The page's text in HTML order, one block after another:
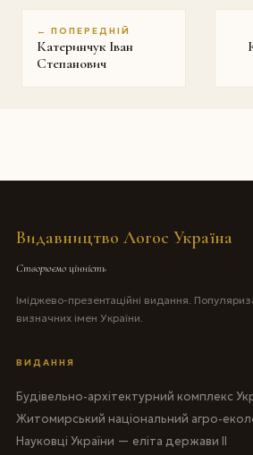
← ПОПЕРЕДНІЙ
Катеринчук Iван
Степанович
Видавництво Логос Україна
Створюємо цінність
Іміджево-презентаційні видання.
визначних імен України.
ВИДАННЯ
Будівельно-архітектурний комплекс
Житомирський національний агро-
Науковці України — еліта держави II